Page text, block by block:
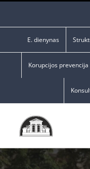
E. dienynas
Korupcijos prevencija